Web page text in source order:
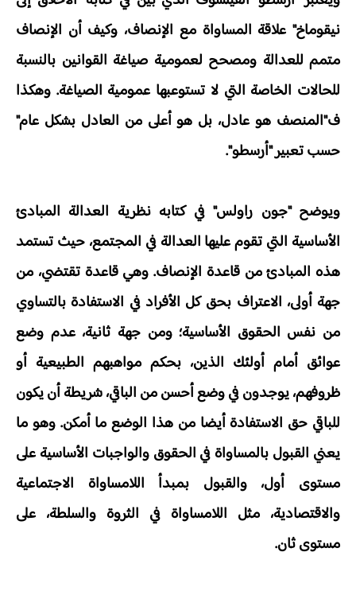
نيقوماخ" علاقة المساواة مع الإنصاف، وكيف أن الإنصاف
متمم للعدالة ومصحح لعمومية صياغة القوانين بالنسبة
للحالات الخاصة التي لا تستوعبها عمومية الصياغة. وهكذا
ف"المنصف هو عادل، بل هو أعلى من العادل بشكل عام"
حسب تعبير "أرسطو".
ويوضح "جون راولس" في كتابه نظرية العدالة المبادئ
الأساسية التي تقوم عليها العدالة في المجتمع، حيث تستمد
هذه المبادئ من قاعدة الإنصاف. وهي قاعدة تقتضي، من
جهة أولى، الاعتراف بحق كل الأفراد في الاستفادة بالتساوي
من نفس الحقوق الأساسية؛ ومن جهة ثانية، عدم وضع
عوائق أمام أولئك الذين، بحكم مواهبهم الطبيعية أو
ظروفهم، يوجدون في وضع أحسن من الباقي، شريطة أن يكون
للباقي حق الاستفادة أيضا من هذا الوضع ما أمكن. وهو ما
يعني القبول بالمساواة في الحقوق والواجبات الأساسية على
مستوى أول، والقبول بمبدأ اللامساواة الاجتماعية
والاقتصادية، مثل اللامساواة في الثروة والسلطة، على
مستوى ثان.